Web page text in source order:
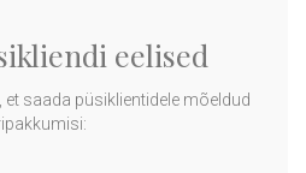
eelised
saada püsiklientidele mõeldud